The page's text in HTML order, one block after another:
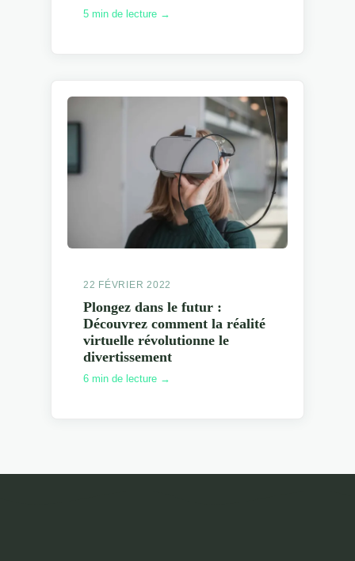
5 min de lecture →
22 FÉVRIER 2022
Plongez dans le futur :
Découvrez comment la réalité
virtuelle révolutionne le
divertissement
6 min de lecture →